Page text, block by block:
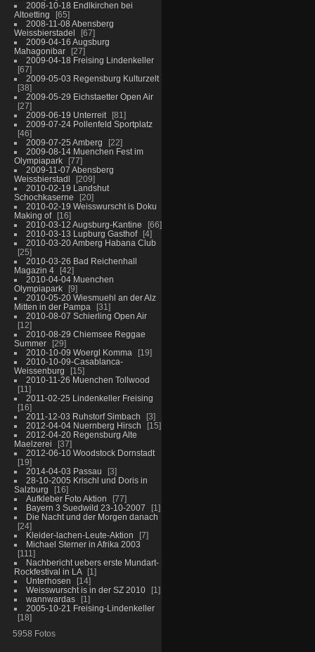
2008-10-18 Endlkirchen bei
Altoetting
65
2008-11-08 Abensberg
Weissbierstadel
67
2009-04-16 Augsburg
Mahagonibar
27
2009-04-18 Freising Lindenkeller
67
2009-05-03 Regensburg Kulturzelt
38
2009-05-29 Eichstaetter Open Air
27
2009-06-19 Unterreit
81
2009-07-24 Pollenfeld Sportplatz
46
2009-07-25 Amberg
22
2009-08-14 Muenchen Fest im
Olympiapark
77
2009-11-07 Abensberg
Weissbierstadl
209
2010-02-19 Landshut
Schochkaserne
20
2010-02-19 Weisswurscht is Doku
Making of
16
2010-03-12 Augsburg-Kantine
66
2010-03-13 Lupburg Gasthof
4
2010-03-20 Amberg Habana Club
25
2010-03-26 Bad Reichenhall
Magazin 4
42
2010-04-04 Muenchen
Olympiapark
9
2010-05-20 Wiesmuehl an der Alz
Mitten in der Pampa
31
2010-08-07 Schierling Open Air
12
2010-08-29 Chiemsee Reggae
Summer
29
2010-10-09 Woergl Komma
19
2010-10-09-Casablanca-
Weissenburg
15
2010-11-26 Muenchen Tollwood
11
2011-02-25 Lindenkeller Freising
16
2011-12-03 Ruhstorf Simbach
3
2012-04-04 Nuernberg Hirsch
15
2012-04-20 Regensburg Alte
Maelzerei
37
2012-06-10 Woodstock Dornstadt
19
2014-04-03 Passau
3
28-10-2005 Krischl und Doris in
Salzburg
16
Aufkleber Foto Aktion
77
Bayern 3 Suedwild 23-10-2007
1
Die Nacht und der Morgen danach
24
Kleider-lachen-Leute-Aktion
7
Michael Sterner in Afrika 2003
111
Nachbericht uebers erste Mundart-
Rockfestival in LA
1
Unterhosen
14
Weisswurscht is in der SZ 2010
1
wannwardas
1
2005-10-21 Freising-Lindenkeller
18
5958 Fotos